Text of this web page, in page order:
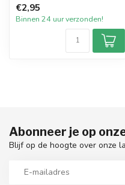
gebruikt...
€2,95
Binnen 24 uur verzonden!
Abonneer je op
Blijf op de hoogte over onze